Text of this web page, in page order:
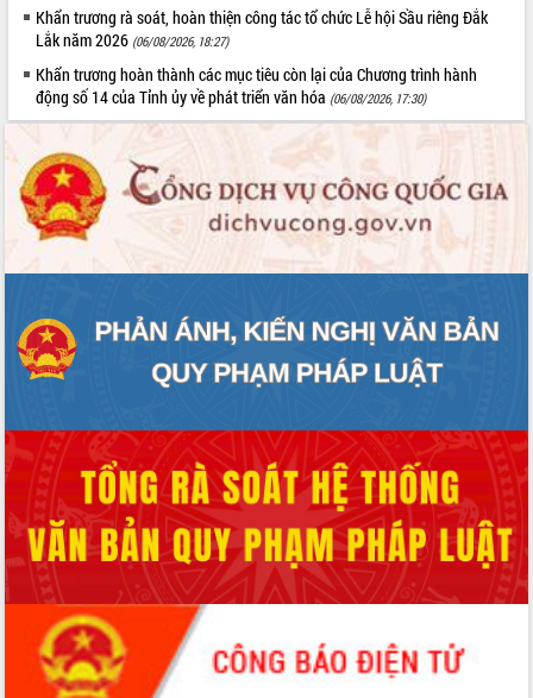
Phó Chủ tịch UBND tỉnh Đắk Lắk
Trương Công Thái kiểm tra thực địa
Dự án cao tốc Khánh Hòa - Buôn Ma
Thuột
Định vị cà phê Việt Nam như một “di
Xây dựng nông thôn mới: Nâng cao đời
sống người dân từ những mô hình thiết
thực
Quyết liệt tháo gỡ vướng mắc, đẩy
nhanh tiến độ các dự án trọng điểm
Hòn Yến phát triển du lịch gắn với bảo
tồn biển
Lấy ý kiến điều chỉnh Quy hoạch tỉnh
đến năm 2050
Phát động chiến dịch 30 ngày đêm
giải phóng mặt bằng Tuyến đường bộ
ven biển
Đắk Lắk nỗ lực thúc đẩy tăng trưởng
kinh tế từ 10% trở lên trong Quý
II/2026
Đắk Lắk ký kết thỏa thuận hợp tác về
chuyển đổi số giai đoạn 2026 – 2030
với Tập đoàn Bưu chính Viễn thông
Việt Nam
Khẩn trương rà soát, hoàn thiện công tác tổ chức Lễ hội Sầu riêng Đắk
Lắk năm 2026 (06/08/2026, 18:27)
Khẩn trương hoàn thành các mục tiêu còn lại của Chương trình hành
động số 14 của Tỉnh ủy về phát triển văn hóa (06/08/2026, 17:30)